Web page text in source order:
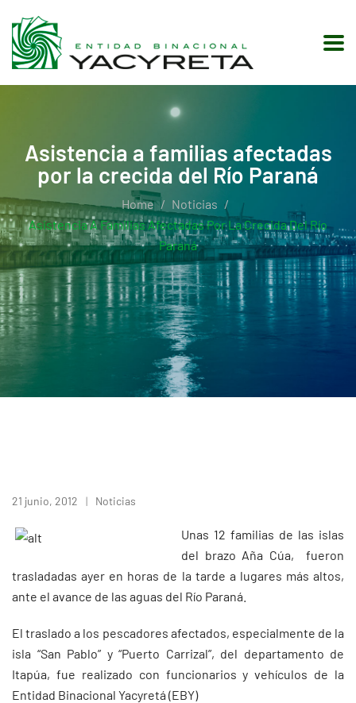
Asistencia a familias afectadas
por la crecida del Río Paraná
Home
Noticias
Asistencia A Familias Afectadas Por La Crecida Del Río
Paraná
21 junio, 2012 Noticias
Unas 12 familias de las islas
del brazo Aña Cúa, fueron
trasladadas ayer en horas de la tarde a lugares más altos,
ante el avance de las aguas del Río Paraná.
El traslado a los pescadores afectados, especialmente de la
isla “San Pablo” y “Puerto Carrizal”, del departamento de
Itapúa, fue realizado con funcionarios y vehículos de la
Entidad Binacional Yacyretá (EBY)